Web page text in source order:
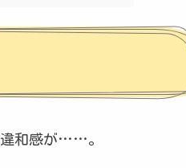
違和感が……。